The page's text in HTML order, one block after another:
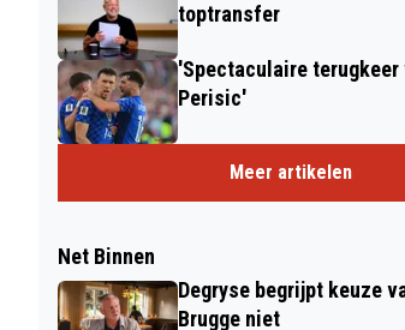
toptransfer
'Spectaculaire terugkeer
Perisic'
Meer artikelen
Net Binnen
Degryse begrijpt keuze
Brugge niet